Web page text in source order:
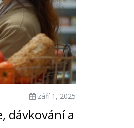
září 1, 2025
dávkování a